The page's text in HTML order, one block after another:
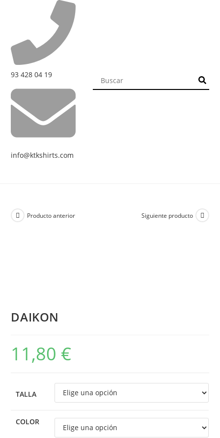
93 428 04 19
info@ktkshirts.com
Producto anterior Siguiente producto
DAIKON
11,80 €
TALLA
COLOR